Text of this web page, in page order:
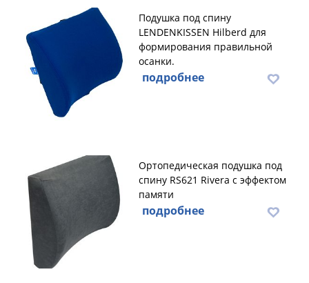
Подушка под спину
LENDENKISSEN Hilberd для
формирования правильной
осанки.
подробнее
Ортопедическая подушка под
спину RS621 Rivera с эффектом
памяти
подробнее